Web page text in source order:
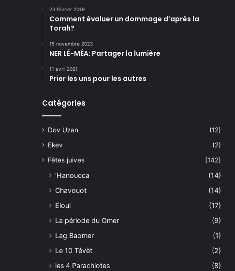
23 février 2019
Comment évaluer un dommage d’après la
Torah?
15 novembre 2023
NER LÉ-MÉA: Partager la lumière
11 avril 2021
Prier les uns pour les autres
Catégories
Dov Uzan
(12)
Ekev
(2)
Fêtes juives
(142)
'Hanoucca
(14)
Chavouot
(14)
Eloul
(17)
La période du Omer
(9)
Lag Baomer
(1)
Le 10 Tévèt
(2)
les 4 Parachiotes
(8)